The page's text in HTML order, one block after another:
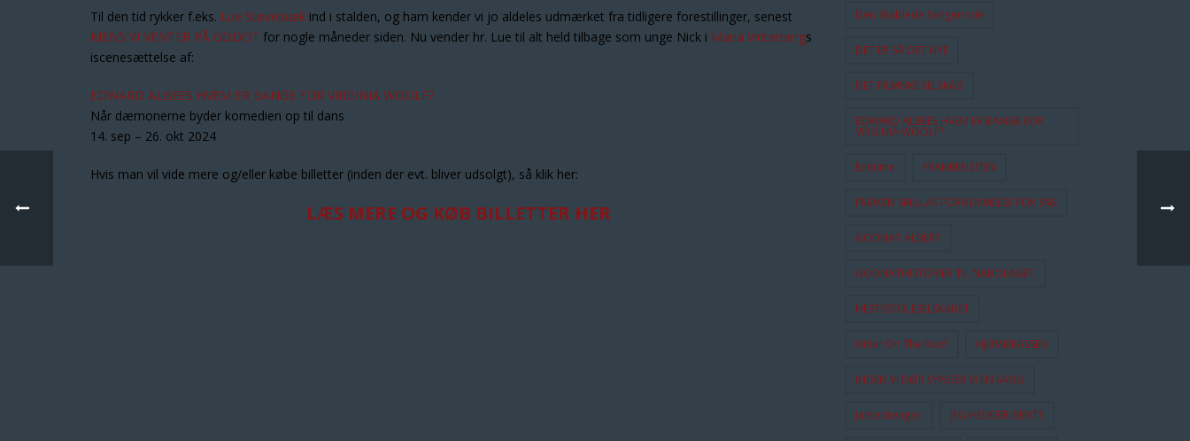
Til den tid rykker f.eks. Lue Støvelbæk ind i stalden, og ham kender vi jo aldeles udmærket fra tidligere forestillinger, senest
MENS VI VENTER PÅ GODOT for nogle måneder siden. Nu vender hr. Lue til alt held tilbage som unge Nick i Maria Vinterbergs
iscenesættelse af:
EDWARD ALBEES HVEM ER BANGE FOR VIRGINIA WOOLF?
Når dæmonerne byder komedien op til dans
14. sep – 26. okt 2024
Hvis man vil vide mere og/eller købe billetter (inden der evt. bliver udsolgt), så klik her:
LÆS MERE OG KØB BILLETTER HER
Den Skaldede Sangerinde
DET ER SÅ DET NYE
DET FILMISKE SELSKAB
EDWARD ALBEES HVEM ER BANGE FOR
VIRGINIA WOOLF?
Enetime FRANKENSTEIN
FRØKEN SMILLAS FORNEMMELSE FOR SNE
GODNAT ALBERT
GODNATHISTORIER TIL NABOLAGET
HESTESTOLESELSKABET
Hitler On The Roof HJERNEKASSEN
INDEN VI DØR SYNGER VI EN SANG
Jantedrengen JEG HEDDER BENTE